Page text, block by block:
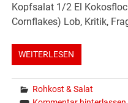
Kopfsalat 1/2 El
Cornflakes) Lob, Kritik,
WEITERLESEN
Rohkost & Salat